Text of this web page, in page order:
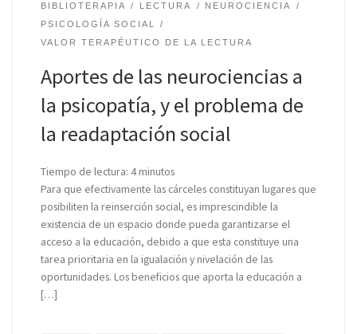
BIBLIOTERAPIA LECTURA
NEUROCIENCIA
PSICOLOGÍA SOCIAL
VALOR TERAPÉUTICO DE LA LECTURA
Aportes de las neurociencias a
la psicopatía, y el problema de
la readaptación social
Tiempo de lectura: 4minutos
Para que efectivamente las cárceles constituyan lugares que
posibiliten la reinserción social, es imprescindible la
existencia de un espacio donde pueda garantizarse el
acceso a la educación, debido a que esta constituye una
tarea prioritaria en la igualación y nivelación de las
oportunidades. Los beneficios que aporta la educación a
[…]